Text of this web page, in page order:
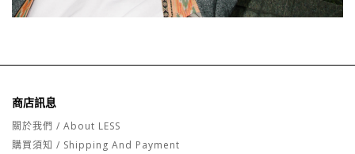
商店訊息
關於我們 / About LESS
購買須知 / Shipping And Payment